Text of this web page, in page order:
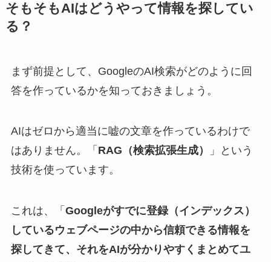
そもそもAIはどうやって情報を探してい
る？
まず前提として、GoogleのAI検索がどのように回
答を作っているかを知っておきましょう。
AIはゼロから適当に嘘の文章を作っているわけで
はありません。「 RAG（検索拡張生成）
」という
技術を使っています。
これは、「 Googleがすでに登録（インデックス）
しているウェブページの中から信頼できる情報を
探してきて、それをAIが分かりやすくまとめてユ